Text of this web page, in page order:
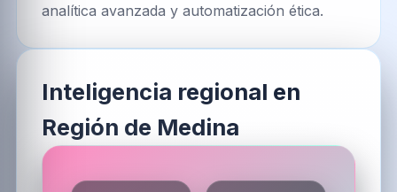
analítica avanzada y automatización ética.
Inteligencia regional en
Región de Medina